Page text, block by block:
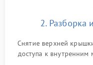
2. Разборка
Снятие верхней
доступа к